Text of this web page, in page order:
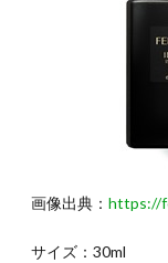
画像出典： https://
サイズ：30ml